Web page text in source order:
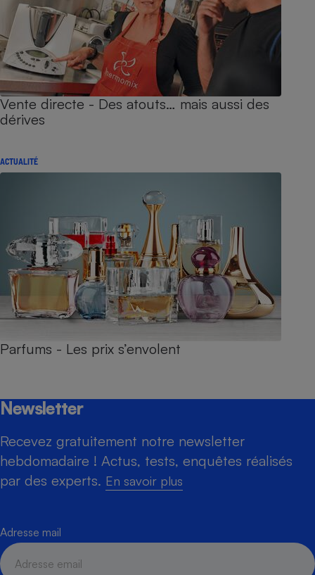
Vente directe - Des atouts… mais aussi des
dérives
ACTUALITÉ
Parfums - Les prix s’envolent
Newsletter
Recevez gratuitement notre newsletter
hebdomadaire ! Actus, tests, enquêtes réalisés
par des experts. En savoir plus
Adresse mail